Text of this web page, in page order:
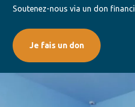
Soutenez-nous via un don
Je fais un don